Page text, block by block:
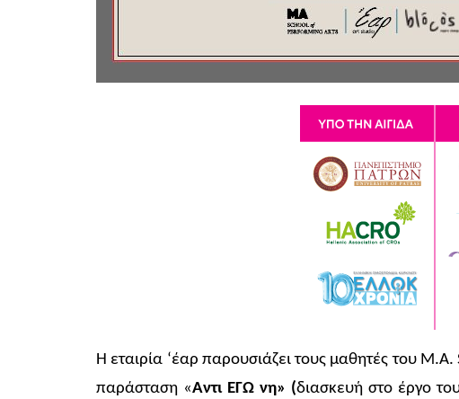
Η εταιρία ‘έαρ παρουσιάζει τους μαθητές του
παράσταση «Αντι ΕΓΩ νη» (διασκευή στο έργο